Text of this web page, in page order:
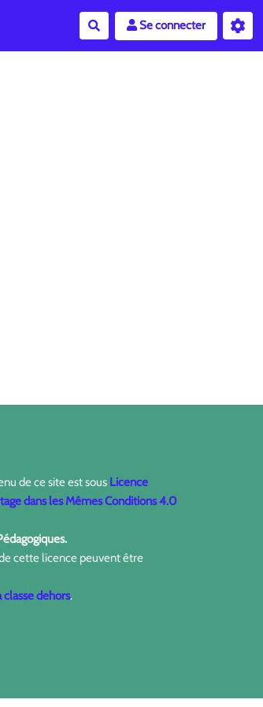
RechercherSe connecter
de ce site est sous Licence
dans les Mêmes Conditions 4.0
cette licence peuvent être
dehors.